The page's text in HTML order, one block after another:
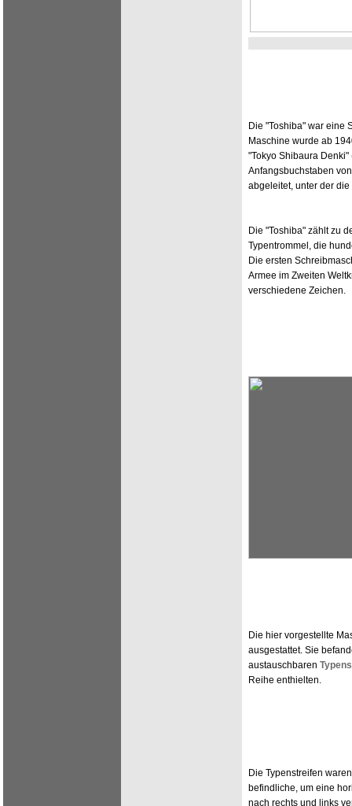
Die "Toshiba" war eine
Maschine wurde ab
"Tokyo Shibaura Denki"
Anfangsbuchstaben
abgeleitet, unter der
Die "Toshiba" zählt zu
Typentrommel, die
Die ersten
Armee im Zweiten
verschiedene Zeichen.
Die hier vorgestellte
ausgestattet. Sie
austauschbaren
Reihe enthielten.
Die Typenstreifen
befindliche, um eine
nach rechts und links